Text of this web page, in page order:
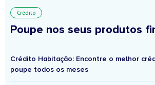
Crédito
Poupe nos seus produtos
Crédito Habitação: Encontre o melhor
poupe todos os meses